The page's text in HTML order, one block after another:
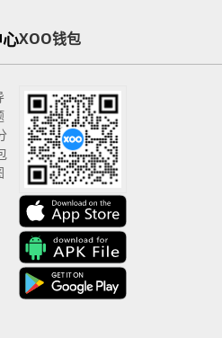
XOO钱包